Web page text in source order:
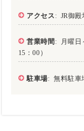
アクセス : JR御殿
営業時間: 月曜日
15：00）
駐車場: 無料駐車